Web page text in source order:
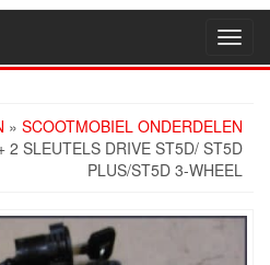
» SCOOTMOBIEL ONDERDELEN
2 SLEUTELS DRIVE ST5D/ ST5D
PLUS/ST5D 3-WHEEL